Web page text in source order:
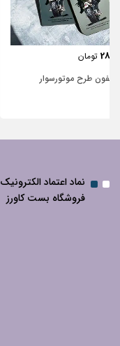
468,750
قاب آیفون چرمی طرح مار
نماد اعتماد الکترونیک
فروشگاه بست کاورز